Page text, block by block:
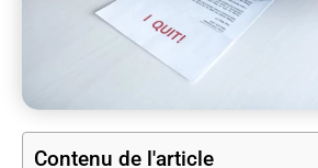
Contenu de l'article